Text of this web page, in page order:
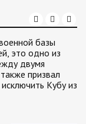
базы
это одно из
двумя
призвал
Кубу из